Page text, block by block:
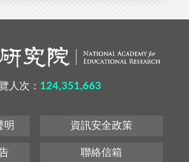
人次： 124,351,663
明 資訊安全政策
聯絡信箱